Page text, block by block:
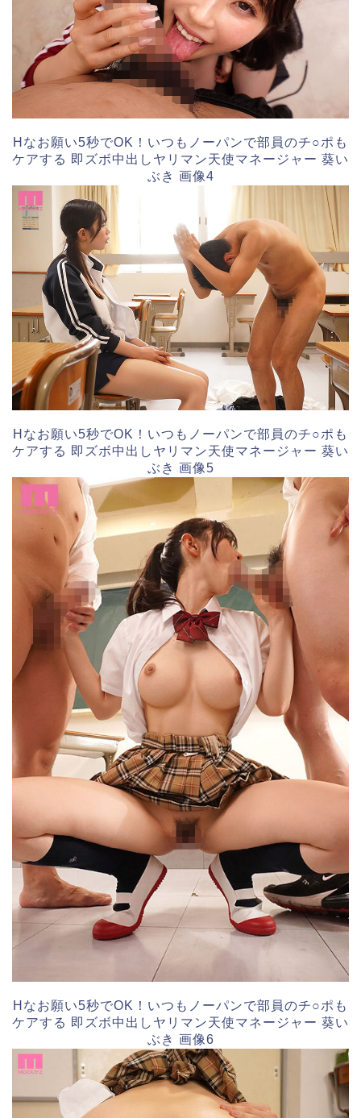
Hなお願い5秒でOK！いつもノーパンで部員のチ○ポも
ケアする 即ズボ中出しヤリマン天使マネージャー 葵い
ぶき 画像4
Hなお願い5秒でOK！いつもノーパンで部員のチ○ポも
ケアする 即ズボ中出しヤリマン天使マネージャー 葵い
ぶき 画像5
Hなお願い5秒でOK！いつもノーパンで部員のチ○ポも
ケアする 即ズボ中出しヤリマン天使マネージャー 葵い
ぶき 画像6